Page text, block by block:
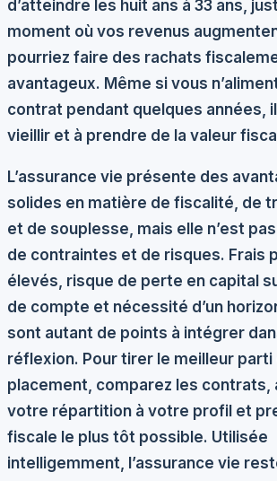
d’atteindre les huit ans à 33 ans,
moment où vos revenus
pourriez faire des rachats
avantageux. Même si vous
contrat pendant quelques années,
vieillir et à prendre de la valeur
L’assurance vie présente des
solides en matière de fiscalité, de
et de souplesse, mais elle n’est
de contraintes et de risques. Frais
élevés, risque de perte en capital
de compte et nécessité d’un
sont autant de points à intégrer
réflexion. Pour tirer le meilleur parti
placement, comparez les contrats,
votre répartition à votre profil et
fiscale le plus tôt possible. Utilisée
intelligemment, l’assurance vie